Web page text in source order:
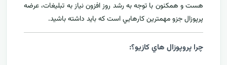
هست و همکنون با توجه به رشد روز افزون نياز به تبليغات، عرضه
پرپوزال جزو مهمترين کارهايي است که بايد داشته باشيد.
چرا پروپوزال هاي کازيو؟: